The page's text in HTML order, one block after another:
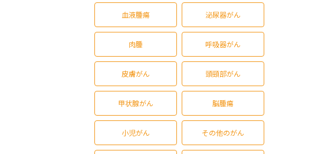
血液腫瘍 泌尿器がん
肉腫 呼吸器がん
皮膚がん 頭頸部がん
甲状腺がん 脳腫瘍
小児がん その他のがん